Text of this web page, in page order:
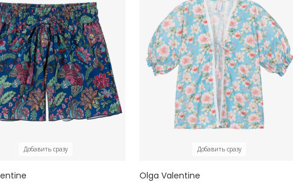
Добавить сразу Добавить сразу
Olga Valentine